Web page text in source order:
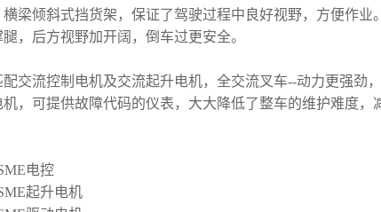
梁倾斜式挡货架，保证了驾驶过程中良好视野，方便作业。
，后方视野加开阔，倒车过更安全。
交流控制电机及交流起升电机，全交流叉车--动力更强劲
，可提供故障代码的仪表，大大降低了整车的维护难度，
电控
起升电机